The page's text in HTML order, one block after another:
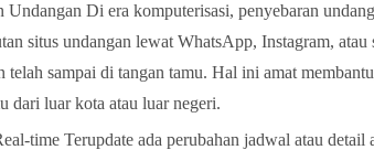
Undangan Di era komputerisasi, penyebaran
situs undangan lewat WhatsApp, Instagram, atau
telah sampai di tangan tamu. Hal ini amat
dari luar kota atau luar negeri.
time Terupdate ada perubahan jadwal atau detail